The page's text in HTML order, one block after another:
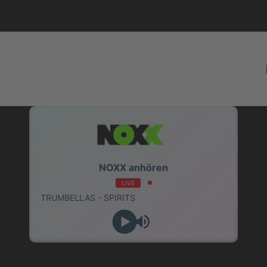
NOXX anhören
LIVE
- SPIRITS